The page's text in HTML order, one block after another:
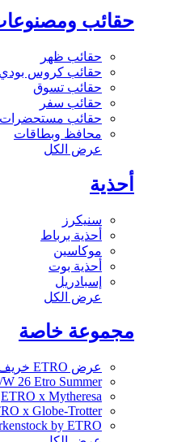
حقائب
حقائب ظهر
حقائب كروس بودي
حقائب تسوق
حقائب سفر
حقائب مستحضرات
محافظ وبطاقات
عرض الكل
أحذية
سنيكرز
أحذية برباط
موكاسين
أحذية بوت
إسبادريل
عرض الكل
مجموعة خاصة
عرض ETRO خريف/شتاء 2026
W 26 Etro Summer
ETRO x Mytheresa
x Globe-Trotter
by ETRO